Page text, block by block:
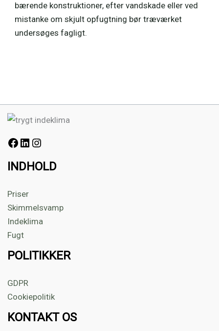
bærende konstruktioner, efter vandskade eller ved
mistanke om skjult opfugtning bør træværket
undersøges fagligt.
INDHOLD
Priser
Skimmelsvamp
Indeklima
Fugt
POLITIKKER
GDPR
Cookiepolitik
KONTAKT OS